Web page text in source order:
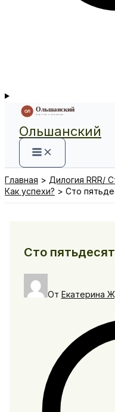
Ольшанский
Главная
Дилогия RRR/
Как успехи?
Сто
Сто
От Екатерина